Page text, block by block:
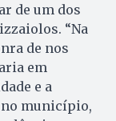
de um dos
“Na
de nos
em
e a
município,